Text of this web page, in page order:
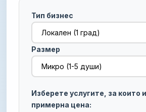
Тип бизнес
Размер
Изберете услугите, за които
примерна цена: